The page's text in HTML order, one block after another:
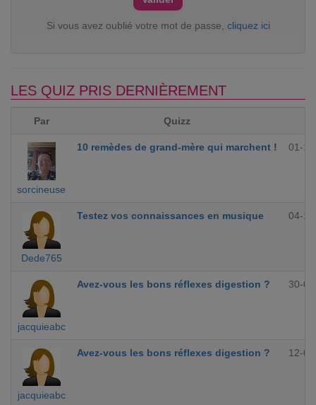
Si vous avez oublié votre mot de passe, cliquez ici
LES QUIZ PRIS DERNIÈREMENT
Par Quizz
sorcineuse
10 remèdes de grand-mère qui marchent ! 01-
Dede765
Testez vos connaissances en musique 04-
jacquieabc
Avez-vous les bons réflexes digestion ? 30-
jacquieabc
Avez-vous les bons réflexes digestion ? 12-